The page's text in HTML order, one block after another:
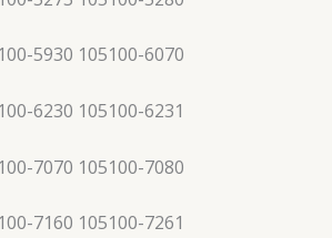
5930 105100-6070
6230 105100-6231
7070 105100-7080
7160 105100-7261